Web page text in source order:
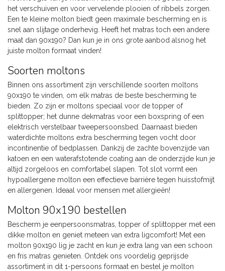
het verschuiven en voor vervelende plooien of ribbels zorgen.
Een te kleine molton biedt geen maximale bescherming en is
snel aan slijtage onderhevig. Heeft het matras toch een andere
maat dan 90x190? Dan kun je in ons grote aanbod alsnog het
juiste molton formaat vinden!
Soorten moltons
Binnen ons assortiment zijn verschillende soorten moltons
90x190 te vinden, om elk matras de beste bescherming te
bieden. Zo zijn er moltons speciaal voor de topper of
splittopper; het dunne dekmatras voor een boxspring of een
elektrisch verstelbaar tweepersoonsbed. Daarnaast bieden
waterdichte moltons extra bescherming tegen vocht door
incontinentie of bedplassen. Dankzij de zachte bovenzijde van
katoen en een waterafstotende coating aan de onderzijde kun je
altijd zorgeloos en comfortabel slapen. Tot slot vormt een
hypoallergene molton een effectieve barrière tegen huisstofmijt
en allergenen. Ideaal voor mensen met allergieën!
Molton 90x190 bestellen
Bescherm je eenpersoonsmatras, topper of splittopper met een
dikke molton en geniet meteen van extra ligcomfort! Met een
molton 90x190 lig je zacht en kun je extra lang van een schoon
en fris matras genieten. Ontdek ons voordelig geprijsde
assortiment in dit 1-persoons formaat en bestel je molton